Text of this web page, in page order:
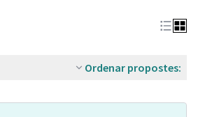
Ordenar propostes: